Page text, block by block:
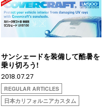
サンシェードを装備して酷暑を
乗り切ろう!
2018.07.27
REGULAR ARTICLES
日本カリフォルニアカスタム